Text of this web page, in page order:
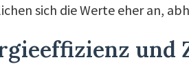
sich die Werte eher an,
und